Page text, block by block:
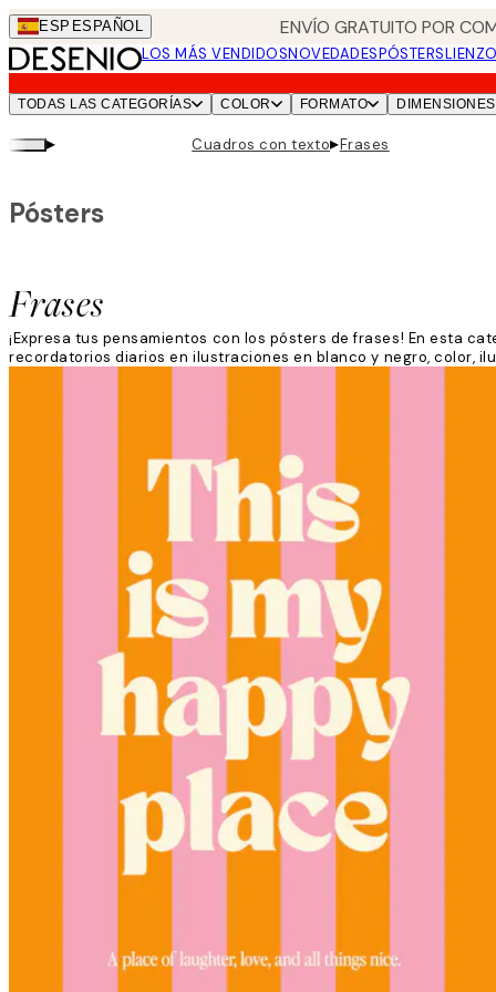
Skip
to
main
content.
ESP ESPAÑOL ENVÍO GRATUITO POR
LOS MÁS VENDIDOSNOVEDADESPÓSTERS
TODAS LAS CATEGORÍAS COLOR FORMATO DIMENSIONES
▸ Cuadros con texto▸Frases
Frases
Pósters
¡Expresa tus pensamientos con los pósters de frases! En esta
recordatorios diarios en ilustraciones en blanco y negro, color,